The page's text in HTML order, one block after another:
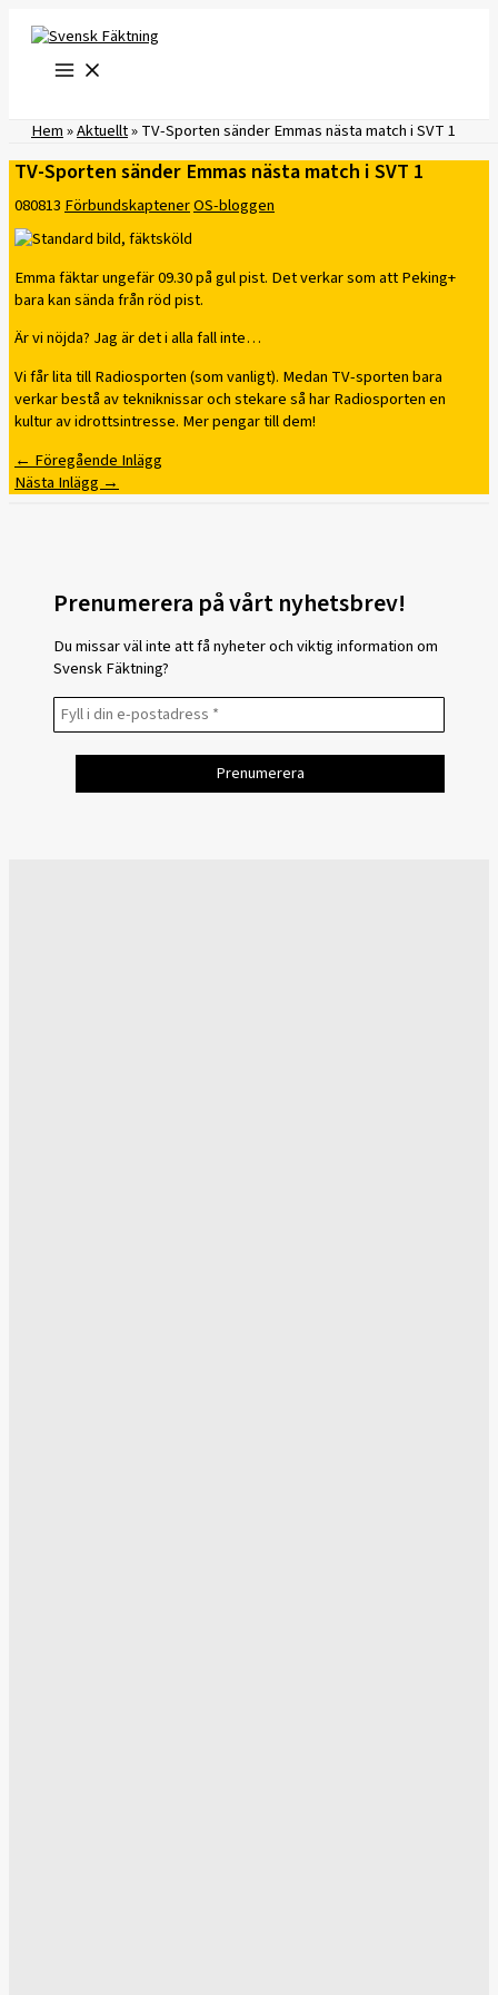
innehåll
Hem»Aktuellt»TV-Sporten sänder Emmas nästa match i SVT 1
TV-Sporten sänder Emmas nästa match i SVT 1
080813FörbundskaptenerOS-bloggen
Emma fäktar ungefär 09.30 på gul pist. Det verkar som att Peking+
bara kan sända från röd pist.
Är vi nöjda? Jag är det i alla fall inte…
Vi får lita till Radiosporten (som vanligt). Medan TV-sporten bara
verkar bestå av tekniknissar och stekare så har Radiosporten en
kultur av idrottsintresse. Mer pengar till dem!
← Föregående Inlägg
Nästa Inlägg →
Prenumerera på vårt nyhetsbrev!
Du missar väl inte att få nyheter och viktig information om
Svensk Fäktning?